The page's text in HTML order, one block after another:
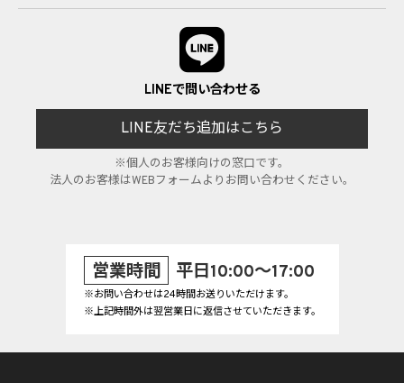
LINEで問い合わせる
LINE友だち追加はこちら
※個人のお客様向けの窓口です。
法人のお客様はWEBフォームよりお問い合わせください。
営業時間 平日10:00～17:00
※お問い合わせは24時間お送りいただけます。
※上記時間外は翌営業日に返信させていただきます。